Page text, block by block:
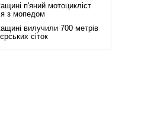
п'яний мотоцикліст
з мопедом
вилучили 700 метрів
сіток